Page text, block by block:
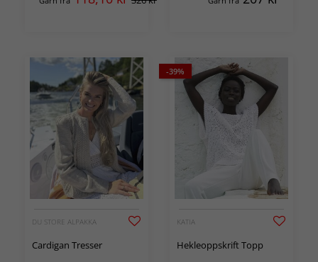
DU STORE ALPAKKA
Cardigan Tresser
-39%
KATIA
Hekleoppskrift Topp